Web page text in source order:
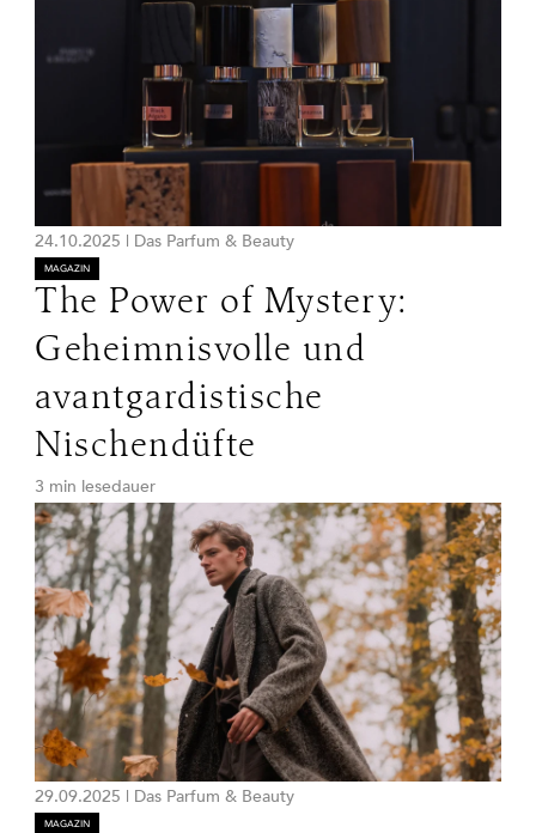
24.10.2025 | Das Parfum & Beauty
MAGAZIN
The Power of Mystery:
Geheimnisvolle und
avantgardistische
Nischendüfte
3 min lesedauer
29.09.2025 | Das Parfum & Beauty
MAGAZIN